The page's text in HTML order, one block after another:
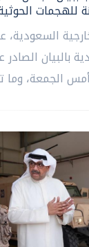
للهجمات
بالبيان
الجمعة، وما